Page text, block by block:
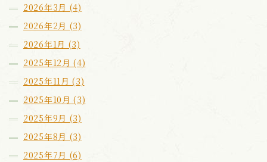
2026年3月 (4)
2026年2月 (3)
2026年1月 (3)
2025年12月 (4)
2025年11月 (3)
2025年10月 (3)
2025年9月 (3)
2025年8月 (3)
2025年7月 (6)